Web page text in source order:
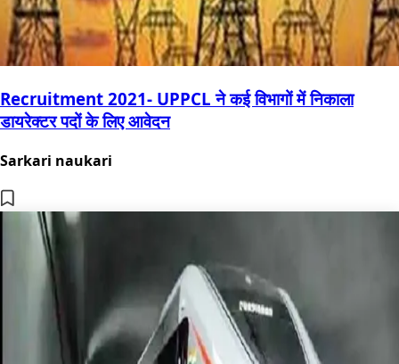
Recruitment 2021- UPPCL ने कई विभागों में निकाला
डायरेक्टर पदों के लिए आवेदन
Sarkari naukari